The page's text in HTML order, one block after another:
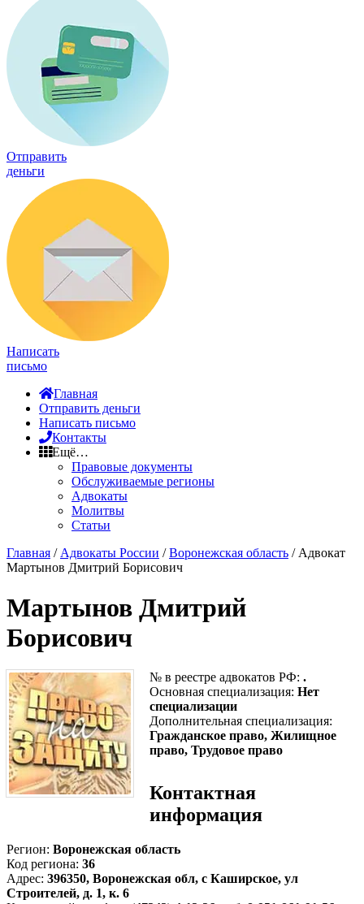
Отправить
деньги
Написать
письмо
Главная
Отправить деньги
Написать письмо
Контакты
Ещё…
Правовые документы
Обслуживаемые регионы
Адвокаты
Молитвы
Статьи
Главная / Адвокаты России /Воронежская область / Адвокат
Мартынов Дмитрий Борисович
Мартынов Дмитрий
Борисович
№ в реестре адвокатов РФ: .
Основная специализация: Нет
специализации
Дополнительная специализация:
Гражданское право, Жилищное
право, Трудовое право
Контактная
информация
Регион: Воронежская область
Код региона: 36
Адрес: 396350, Воронежская обл, с Каширское, ул
Строителей, д. 1, к. 6